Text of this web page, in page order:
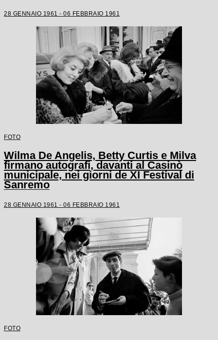
28 GENNAIO 1961 - 06 FEBBRAIO 1961
FOTO
Wilma De Angelis, Betty Curtis e Milva
firmano autografi, davanti al Casinò
municipale, nei giorni de XI Festival di
Sanremo
28 GENNAIO 1961 - 06 FEBBRAIO 1961
FOTO